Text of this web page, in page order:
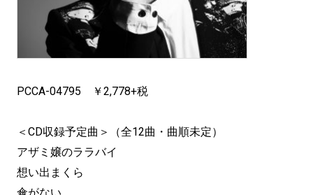
PCCA-04795 ￥2,778+税
＜CD収録予定曲＞（全12曲・曲順未定）
アザミ嬢のララバイ
想い出まくら
傘がない